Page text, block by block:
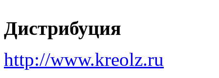
Дистрибуция
http://www.kreolz.ru